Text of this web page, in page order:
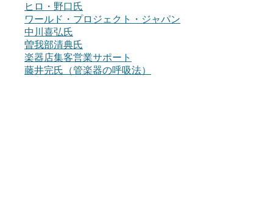
ヒロ・野口氏
ワールド・プロジェクト・ジャパン
中川喜弘氏
曽我部清典氏
楽器店集客営業サポート
藤井完氏（管楽器の呼吸法）